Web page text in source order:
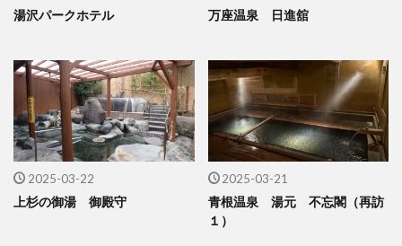
湯沢パークホテル 万座温泉 日進舘
2025-03-22
上杉の御湯 御殿守
2025-03-21
青根温泉 湯元 不忘閣（再訪
１）